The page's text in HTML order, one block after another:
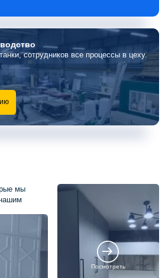
сотрудников все процессы в цеху.
мы
Посмотреть